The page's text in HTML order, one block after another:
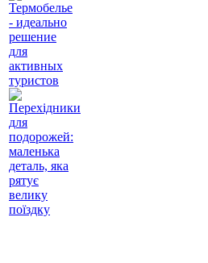
Термобелье
- идеально
решение
для
активных
туристов
Перехідники
для
подорожей:
маленька
деталь, яка
рятує
велику
поїздку